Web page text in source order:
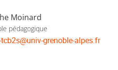
Moinard
pédagogique
@univ-grenoble-alpes.fr